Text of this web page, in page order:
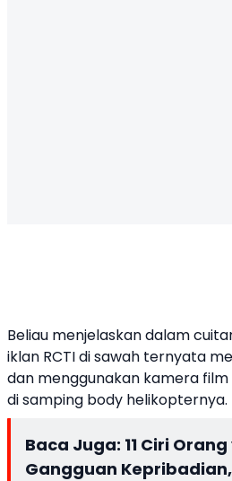
Beliau menjelaskan dalam
iklan RCTI di sawah ternyata
dan menggunakan kamera
di samping body helikopternya.
Baca Juga: 11 Ciri
Gangguan